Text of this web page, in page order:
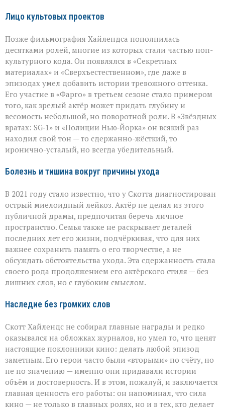
Лицо культовых проектов
Позже фильмография Хайлендса пополнилась
десятками ролей, многие из которых стали частью поп-
культурного кода. Он появлялся в «Секретных
материалах» и «Сверхъестественном», где даже в
эпизодах умел добавить истории тревожного оттенка.
Его участие в «Фарго» в третьем сезоне стало примером
того, как зрелый актёр может придать глубину и
весомость небольшой, но поворотной роли. В «Звёздных
вратах: SG‑1» и «Полиции Нью‑Йорка» он всякий раз
находил свой тон — то сдержанно-жёсткий, то
иронично-усталый, но всегда убедительный.
Болезнь и тишина вокруг причины ухода
В 2021 году стало известно, что у Скотта диагностирован
острый миелоидный лейкоз. Актёр не делал из этого
публичной драмы, предпочитая беречь личное
пространство. Семья также не раскрывает деталей
последних лет его жизни, подчёркивая, что для них
важнее сохранить память о его творчестве, а не
обсуждать обстоятельства ухода. Эта сдержанность стала
своего рода продолжением его актёрского стиля — без
лишних слов, но с глубоким смыслом.
Наследие без громких слов
Скотт Хайлендс не собирал главные награды и редко
оказывался на обложках журналов, но умел то, что ценят
настоящие поклонники кино: делать любой эпизод
заметным. Его герои часто были «вторыми» по счёту, но
не по значению — именно они придавали истории
объём и достоверность. И в этом, пожалуй, и заключается
главная ценность его работы: он напоминал, что сила
кино — не только в главных ролях, но и в тех, кто делает